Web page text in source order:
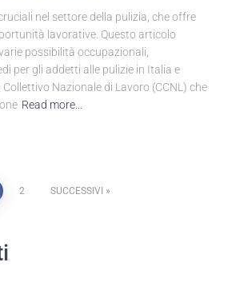
nel settore della pulizia, che offre
lavorative. Questo articolo
possibilità occupazionali,
per gli addetti alle pulizie in Italia e
Nazionale di Lavoro (CCNL) che
Read more…
2 SUCCESSIVI